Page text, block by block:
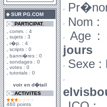
SUR PG.COM
PARTICIPAT.
comm. : 4
sujets : 3
r�p. : 4
scripts : 0
banni�res : 0
sondages : 0
votes : 0
tutorials : 0
voir en d�tail
ACTIVITES
460 points
Nom :
Age :
jours
Sexe :